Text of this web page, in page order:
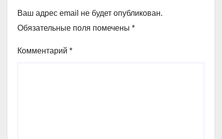
Ваш адрес email не будет опубликован.
Обязательные поля помечены *
Комментарий *